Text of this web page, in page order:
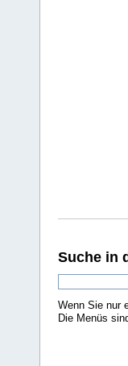
Suche in
Wenn Sie nur
Die Menüs